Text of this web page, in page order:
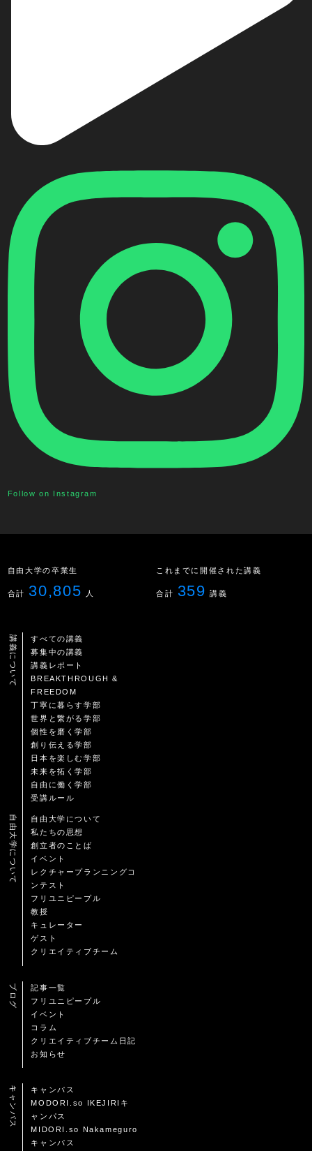
Follow on Instagram
自由大学の卒業生
合計 30,805 人
これまでに開催された講義
合計 359 講義
講義について
すべての講義
募集中の講義
講義レポート
BREAKTHROUGH &
FREEDOM
丁寧に暮らす学部
世界と繋がる学部
個性を磨く学部
創り伝える学部
日本を楽しむ学部
未来を拓く学部
自由に働く学部
受講ルール
自由大学について
自由大学について
私たちの思想
創立者のことば
イベント
レクチャープランニングコ
ンテスト
フリユニピープル
教授
キュレーター
ゲスト
クリエイティブチーム
ブログ
記事一覧
フリユニピープル
イベント
コラム
クリエイティブチーム日記
お知らせ
キャンパス
キャンパス
MODORI.so IKEJIRIキ
ャンパス
MIDORI.so Nakameguro
キャンパス